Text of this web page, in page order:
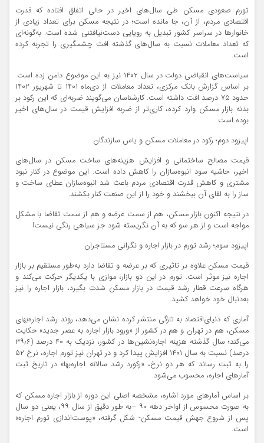
تورم صعودی مسکن طی سال‌های اخیر در حالی اتفاق افتاده که قدرت
اقتصادی مردم، از آن، جا مانده است؛ در نتیجه مسکن برای تعداد زیادی از
خانوارها در سراسر کشور تبدیل به رویایی دست‌نیافتنی شده است. به‌گونه‌ای
که تعداد معاملات نسبت به ‌سال‌های گذشته افت چشمگیری را تجربه کرده
است.
سیاست‌های انقباضی دولت در سال ۱۴۰۲ نیز به این موضوع دامن زده است.
بر اساس گزارش بانک مرکزی، تعداد معاملات از دی‌ماه ۱۴۰۱ تا شهریور ۱۴۰۲
حدود ۷۵ درصد افت داشته است. کارشناسان می‌گویند ضربه‌ای که این رکود بر
بدنه بازار مسکن وارد کرده، کاری‌تر از ضربه افزایش قیمت در سال‌های اخیر
بوده است.
اپیزود دوم؛ رکود در معاملات مسکن و یاس سازندگان
قیمت مصالح ساختمانی و افزایش هزینه‌های ساخت مسکن در سال‌های
اخیر، حاشیه سود انبوه‌سازان را کاهش داده است. این موضوع در کنار نبود
مشتری و کاهش قدرت اقتصادی مردم باعث شد انبوه‌سازان عطای ساخت و
ساز را به لقای آن ببخشند و خود را از این صنعت کنار بکشند.
در نتیجه اکنون بازار مسکن، هم از سمت عرضه و هم از سمت تقاضا با مشکل
مواجه است و از هر سو که به آن نگریسته شود جز سیاهی رنگی نیست!
اپیزود سوم؛ رشد تورم در بازار اجاره و نگرانی مستاجران
قیمت مسکن علاوه بر تاثیری که بر عرضه و تقاضا دارد به‌طور مستقیم بر بازار
اجاره نیز موثر است. تورم در این دو بازار، موازی با یکدیگر حرکت می‌کند و
هرگاه سرعت قطار رشد قیمت در بازار مسکن شدت بگیرد، بازار اجاره را نیز
به‌دنبال خود خواهد کشید.
آماری که دنیای‌اقتصاد به تازگی منتشر کرده نشان می‌دهد، روند رشد اجاره‌بهای
مسکن، هم در تهران و هم در کشور از «ورود بازار اجاره‌ به عصر جدید» حکایت
می‌کند؛ سال گذشته هزینه اجاره‌نشین‌ها در کشور، نزدیک به ۴۰‌ درصد (۳۹٫۶
درصد) نسبت به سال ۱۴۰۱ افزایش پیدا کرد و در تهران نیز تورم اجاره، نرخ ۵۲
را به ثبت رساند که هر دو نرخ، «رکورد رشد سالانه اجاره‌بها» در تاریخ ثبت
آمارهای اجاره، محسوب می‌شود.
بر اساس آمارهای مورد اشاره، مشخصه اصلی این دوره از بازار اجاره مسکن که
به صورت محسوس از اواخر دهه ۹۰ –به طور دقیق از سال ۹۹، یعنی دو سال
پس ‌از شروع جهش قیمت مسکن- شکل گرفته، «پوست‌اندازی تورم اجاره»
است.